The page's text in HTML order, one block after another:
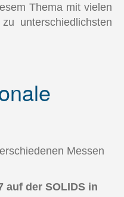
Thema mit vielen
unterschiedlichsten
Messen
auf der SOLIDS in